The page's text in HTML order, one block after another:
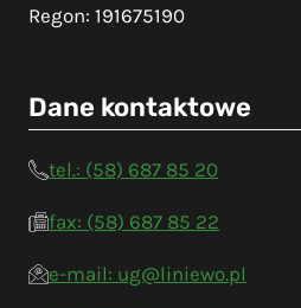
Regon: 191675190
Dane kontaktowe
tel.: (58) 687 85 20
fax: (58) 687 85 22
e-mail: ug@liniewo.pl